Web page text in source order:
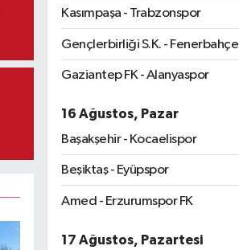
Kasımpaşa - Trabzonspor
Gençlerbirliği S.K. - Fenerbahçe
Gaziantep FK - Alanyaspor
16 Ağustos, Pazar
Başakşehir - Kocaelispor
Beşiktaş - Eyüpspor
Amed - Erzurumspor FK
17 Ağustos, Pazartesi